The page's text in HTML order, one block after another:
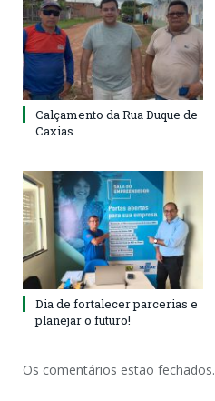
Calçamento da Rua Duque de
Caxias
Dia de fortalecer parcerias e
planejar o futuro!
Os comentários estão fechados.